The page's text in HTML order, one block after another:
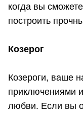
когда вы
построить
Козерог
Козероги, ваше
приключениями
любви. Если вы